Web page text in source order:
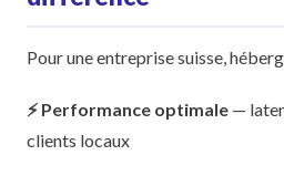
Pour une entreprise suisse,
⚡ Performance optimale —
clients locaux